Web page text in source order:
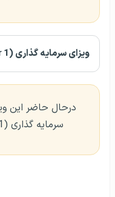
ویزای سرمایه‌ گذاری (Tier 1)
درحال حاضر این
سرمایه‌ گذاری (Tier 1) برداشته شده است.